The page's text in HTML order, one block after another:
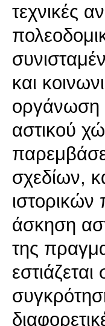
τεχνικές
και
οργάνωση
αστικού
σχεδίων,
άσκηση
της